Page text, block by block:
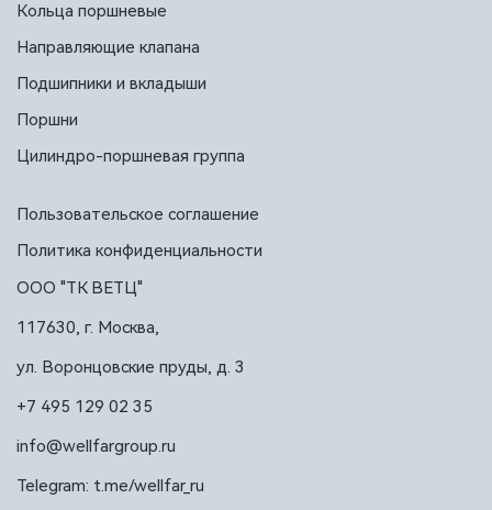
Кольца поршневые
Направляющие клапана
Подшипники и вкладыши
Поршни
Цилиндро-поршневая группа
Пользовательское соглашение
Политика конфиденциальности
ООО "ТК ВЕТЦ"
117630, г. Москва,
ул. Воронцовские пруды, д. 3
+7 495 129 02 35
info@wellfargroup.ru
Telegram: t.me/wellfar_ru